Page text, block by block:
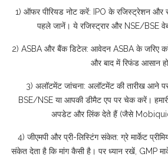
1) ऑफर पीरियड नोट करें: IPO के रजिस्ट्रेशन और
पहले जानें। ये रजिस्ट्रार और NSE/BSE
2) ASBA और बैंक डिटेल: आवेदन ASBA के जरिए करें
और बाद में रिफंड आसान
3) अलॉटमेंट जांचना: अलॉटमेंट की तारीख आने पर
BSE/NSE या आपकी डीमैट एप पर चेक करें।
अपडेट और लिंक देते हैं (जैसे
4) जीएमपी और प्री-लिस्टिंग संकेत: ग्रे मार्केट
संकेत देता है कि मांग कैसी है। पर ध्यान रखें, GMP